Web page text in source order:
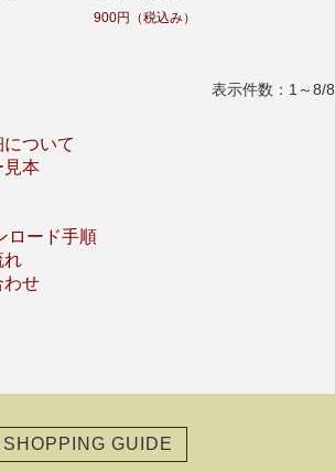
900円 （税込み）
表示件数：1～8/8
ついて
見本
ロード手順
れ
わせ
SHOPPING GUIDE